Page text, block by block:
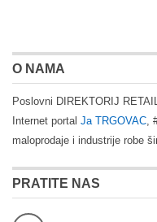
O NAMA
Poslovni DIREKTORIJ
Internet portal Ja TRGOVAC,
maloprodaje i industrije robe
PRATITE NAS